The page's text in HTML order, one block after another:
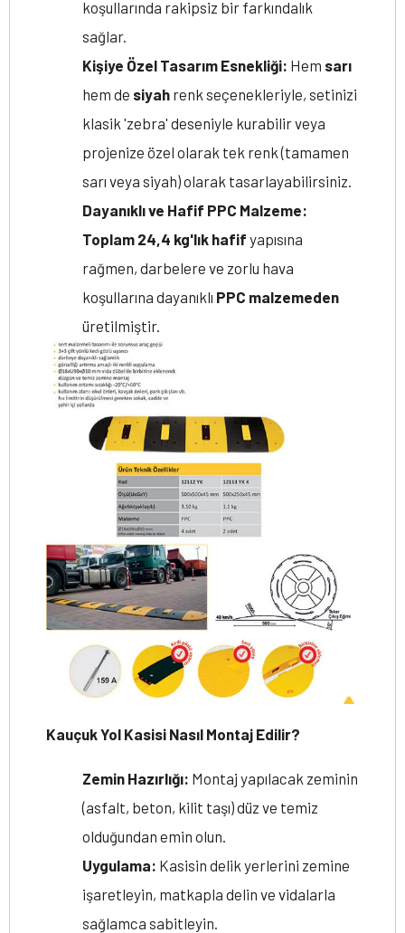
koşullarında rakipsiz bir farkındalık
sağlar.
Kişiye Özel Tasarım Esnekliği: Hem sarı
hem de siyah renk seçenekleriyle, setinizi
klasik 'zebra' deseniyle kurabilir veya
projenize özel olarak tek renk (tamamen
sarı veya siyah) olarak tasarlayabilirsiniz.
Dayanıklı ve Hafif PPC Malzeme:
Toplam 24,4 kg'lık hafif yapısına
rağmen, darbelere ve zorlu hava
koşullarına dayanıklı PPC malzemeden
üretilmiştir.
Kauçuk Yol Kasisi Nasıl Montaj Edilir?
Zemin Hazırlığı: Montaj yapılacak zeminin
(asfalt, beton, kilit taşı) düz ve temiz
olduğundan emin olun.
Uygulama: Kasisin delik yerlerini zemine
işaretleyin, matkapla delin ve vidalarla
sağlamca sabitleyin.